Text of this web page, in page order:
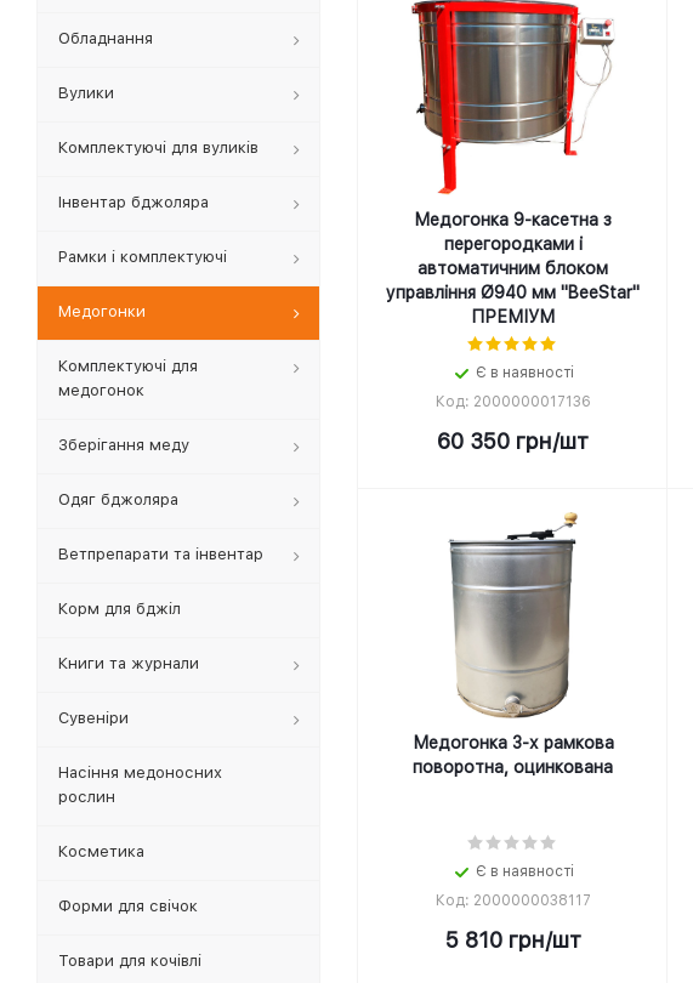
Медогонка 9-касетна з
перегородками і
автоматичним блоком
управління Ø940 мм "BeeStar"
ПРЕМІУМ
Є в наявності
Код: 2000000017136
60 350 грн/шт
Медогонка 3-х рамкова
поворотна, оцинкована
Є в наявності
Код: 2000000038117
5 810грн/шт
Обладнання
Вулики
Комплектуючі для вуликів
Інвентар бджоляра
Рамки і комплектуючі
Медогонки
Комплектуючі для
медогонок
Зберігання меду
Одяг бджоляра
Ветпрепарати та інвентар
Корм для бджіл
Книги та журнали
Cувеніри
Насіння медоносних
рослин
Косметика
Форми для свічок
Товари для кочівлі